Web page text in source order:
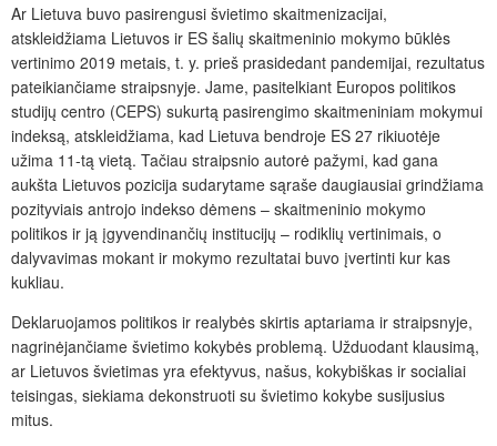
Ar Lietuva buvo pasirengusi švietimo skaitmenizacijai,
atskleidžiama Lietuvos ir ES šalių skaitmeninio mokymo būklės
vertinimo 2019 metais, t. y. prieš prasidedant pandemijai, rezultatus
pateikiančiame straipsnyje. Jame, pasitelkiant Europos politikos
studijų centro (CEPS) sukurtą pasirengimo skaitmeniniam mokymui
indeksą, atskleidžiama, kad Lietuva bendroje ES 27 rikiuotėje
užima 11-tą vietą. Tačiau straipsnio autorė pažymi, kad gana
aukšta Lietuvos pozicija sudarytame sąraše daugiausiai grindžiama
pozityviais antrojo indekso dėmens – skaitmeninio mokymo
politikos ir ją įgyvendinančių institucijų – rodiklių vertinimais, o
dalyvavimas mokant ir mokymo rezultatai buvo įvertinti kur kas
kukliau.
Deklaruojamos politikos ir realybės skirtis aptariama ir straipsnyje,
nagrinėjančiame švietimo kokybės problemą. Užduodant klausimą,
ar Lietuvos švietimas yra efektyvus, našus, kokybiškas ir socialiai
teisingas, siekiama dekonstruoti su švietimo kokybe susijusius
mitus.